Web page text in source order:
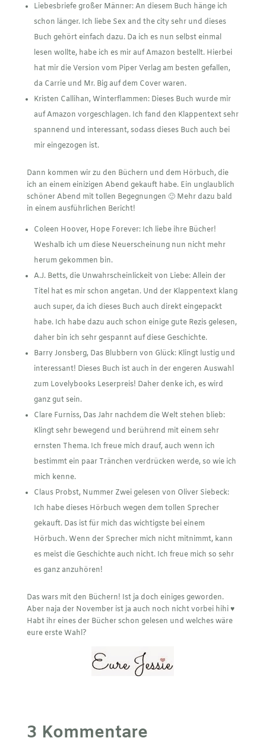
Liebesbriefe großer Männer: An diesem Buch hänge ich
schon länger. Ich liebe Sex and the city sehr und dieses
Buch gehört einfach dazu. Da ich es nun selbst einmal
lesen wollte, habe ich es mir auf Amazon bestellt. Hierbei
hat mir die Version vom Piper Verlag am besten gefallen,
da Carrie und Mr. Big auf dem Cover waren.
Kristen Callihan, Winterflammen: Dieses Buch wurde mir
auf Amazon vorgeschlagen. Ich fand den Klappentext sehr
spannend und interessant, sodass dieses Buch auch bei
mir eingezogen ist.
Dann kommen wir zu den Büchern und dem Hörbuch, die
ich an einem einizigen Abend gekauft habe. Ein unglaublich
schöner Abend mit tollen Begegnungen 🙂 Mehr dazu bald
in einem ausführlichen Bericht!
Coleen Hoover, Hope Forever: Ich liebe ihre Bücher!
Weshalb ich um diese Neuerscheinung nun nicht mehr
herum gekommen bin.
A.J. Betts, die Unwahrscheinlickeit von Liebe: Allein der
Titel hat es mir schon angetan. Und der Klappentext klang
auch super, da ich dieses Buch auch direkt eingepackt
habe. Ich habe dazu auch schon einige gute Rezis gelesen,
daher bin ich sehr gespannt auf diese Geschichte.
Barry Jonsberg, Das Blubbern von Glück: Klingt lustig und
interessant! Dieses Buch ist auch in der engeren Auswahl
zum Lovelybooks Leserpreis! Daher denke ich, es wird
ganz gut sein.
Clare Furniss, Das Jahr nachdem die Welt stehen blieb:
Klingt sehr bewegend und berührend mit einem sehr
ernsten Thema. Ich freue mich drauf, auch wenn ich
bestimmt ein paar Tränchen verdrücken werde, so wie ich
mich kenne.
Claus Probst, Nummer Zwei gelesen von Oliver Siebeck:
Ich habe dieses Hörbuch wegen dem tollen Sprecher
gekauft. Das ist für mich das wichtigste bei einem
Hörbuch. Wenn der Sprecher mich nicht mitnimmt, kann
es meist die Geschichte auch nicht. Ich freue mich so sehr
es ganz anzuhören!
Das wars mit den Büchern! Ist ja doch einiges geworden.
Aber naja der November ist ja auch noch nicht vorbei hihi ♥
Habt ihr eines der Bücher schon gelesen und welches wäre
eure erste Wahl?
3 Kommentare